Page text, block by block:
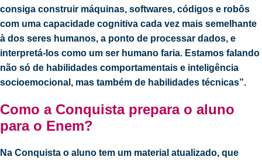
consiga construir máquinas, softwares, códigos e robôs
com uma capacidade cognitiva cada vez mais semelhante
à dos seres humanos, a ponto de processar dados, e
interpretá-los como um ser humano faria. Estamos falando
não só de habilidades comportamentais e inteligência
socioemocional, mas também de habilidades técnicas”.
Como a Conquista prepara o aluno
para o Enem?
Na Conquista o aluno tem um material atualizado, que